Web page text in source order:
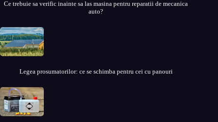
Ce trebuie sa verific inainte sa las masina pentru reparatii de mecanica
auto?
Legea prosumatorilor: ce se schimba pentru cei cu panouri